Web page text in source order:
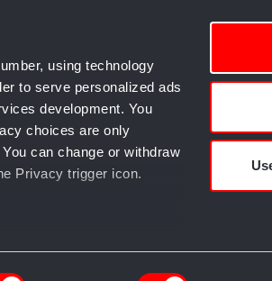
using technology
to serve personalized ads
development. You
choices are only
can change or withdraw
Privacy trigger icon.
e bellezza Tempo libero e